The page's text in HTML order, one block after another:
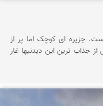
جزیره ای کوچک اما پر از
جذاب ترین این دیدنیها غار